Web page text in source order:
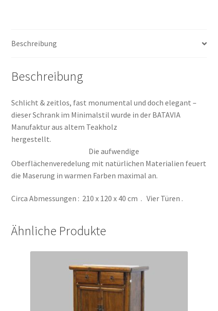
Beschreibung
Beschreibung
Schlicht & zeitlos, fast monumental und doch elegant –
dieser Schrank im Minimalstil wurde in der BATAVIA
Manufaktur aus altem Teakholz
hergestellt.
Die aufwendige
Oberflächenveredelung mit natürlichen Materialien feuert
die Maserung in warmen Farben maximal an.
Circa Abmessungen : 210 x 120 x 40 cm . Vier Türen .
Ähnliche Produkte